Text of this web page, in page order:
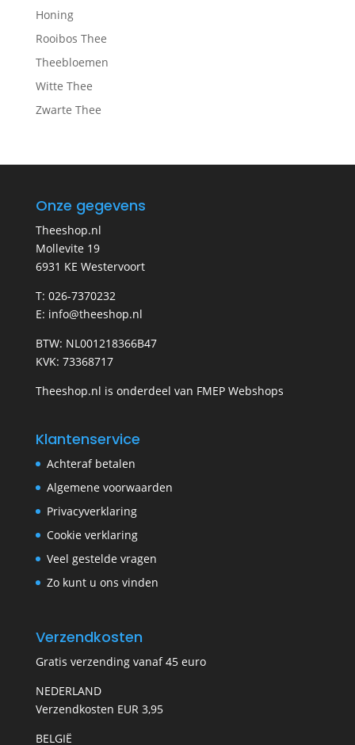
Honing
Rooibos Thee
Theebloemen
Witte Thee
Zwarte Thee
Onze gegevens
Theeshop.nl
Mollevite 19
6931 KE Westervoort
T: 026-7370232
E: info@theeshop.nl
BTW: NL001218366B47
KVK: 73368717
Theeshop.nl is onderdeel van FMEP Webshops
Klantenservice
Achteraf betalen
Algemene voorwaarden
Privacyverklaring
Cookie verklaring
Veel gestelde vragen
Zo kunt u ons vinden
Verzendkosten
Gratis verzending vanaf 45 euro
NEDERLAND
Verzendkosten EUR 3,95
BELGIË